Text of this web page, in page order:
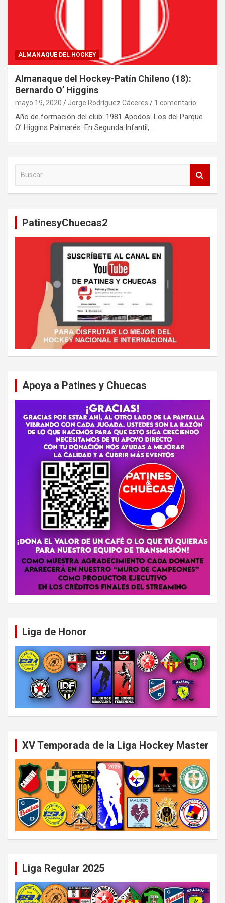
ALMANAQUE DEL HOCKEY
Almanaque del Hockey-Patín Chileno (18):
Bernardo O’ Higgins
mayo 19, 2020 Jorge Rodríguez Cáceres 1 comentario
Año de formación del club: 1981 Apodos: Los del Parque
O’ Higgins Palmarés: En Segunda Infantil,…
PatinesyChuecas2
Apoya a Patines y Chuecas
Liga de Honor
XV Temporada de la Liga Hockey Master
Liga Regular 2025